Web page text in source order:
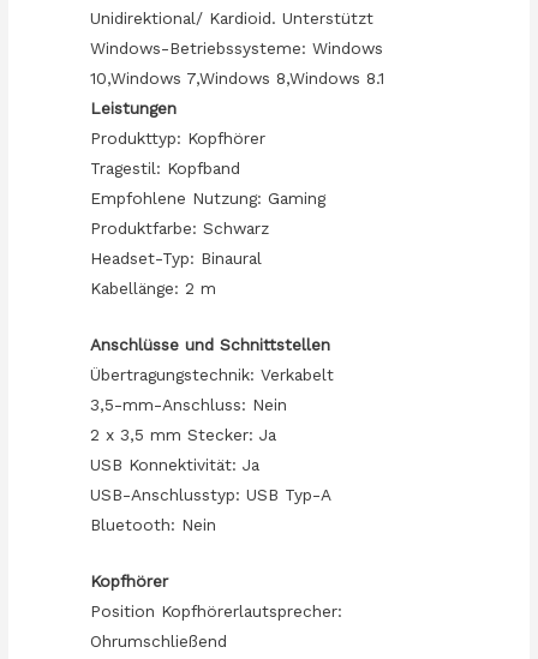
Unidirektional/ Kardioid. Unterstützt
Windows-Betriebssysteme: Windows
10,Windows 7,Windows 8,Windows 8.1
Leistungen
Produkttyp: Kopfhörer
Tragestil: Kopfband
Empfohlene Nutzung: Gaming
Produktfarbe: Schwarz
Headset-Typ: Binaural
Kabellänge: 2 m
Anschlüsse und Schnittstellen
Übertragungstechnik: Verkabelt
3,5-mm-Anschluss: Nein
2 x 3,5 mm Stecker: Ja
USB Konnektivität: Ja
USB-Anschlusstyp: USB Typ-A
Bluetooth: Nein
Kopfhörer
Position Kopfhörerlautsprecher:
Ohrumschließend